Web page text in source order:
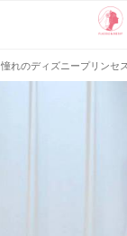
憧れのディズニープリン